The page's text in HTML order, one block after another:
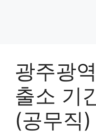
광주광
출소 기
(공무직